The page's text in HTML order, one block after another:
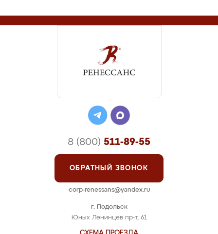
г. Подольск
Юных Ленинцев пр-т, 61
8 (800) 511-89-55
ОБРАТНЫЙ ЗВОНОК
corp-renessans@yandex.ru